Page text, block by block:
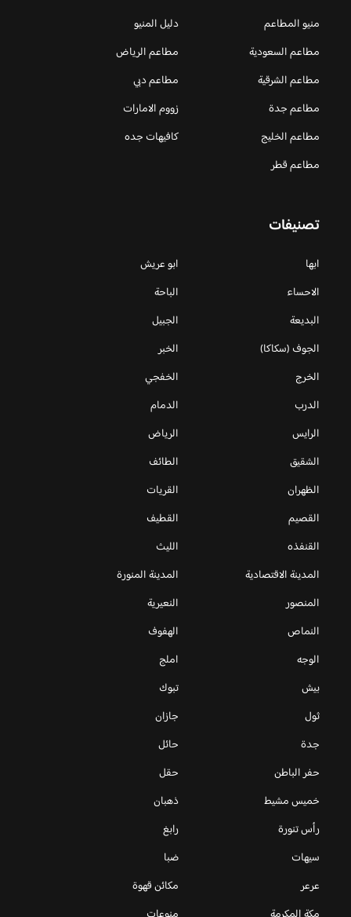
منيو المطاعم
دليل المنيو
مطاعم السعودية
مطاعم الرياض
مطاعم الشرقية
مطاعم دبي
مطاعم جدة
زووم الامارات
مطاعم الخليج
كافيهات جده
مطاعم قطر
تصنيفات
ابها
ابو عريش
الاحساء
الباحة
البديعة
الجبيل
الجوف (سكاكا)
الخبر
الخرج
الخفجي
الدرب
الدمام
الرايس
الرياض
الشقيق
الطائف
الظهران
القريات
القصيم
القطيف
القنفذه
الليث
المدينة الاقتصادية
المدينة المنورة
المنصور
النعيرية
النماص
الهفوف
الوجه
املج
بيش
تبوك
ثول
جازان
جدة
حائل
حفر الباطن
حقل
خميس مشيط
ذهبان
رأس تنورة
رابغ
سيهات
ضبا
عرعر
مكائن قهوة